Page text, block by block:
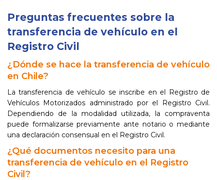
Preguntas frecuentes sobre la
transferencia de vehículo en el
Registro Civil
¿Dónde se hace la transferencia de vehículo
en Chile?
La transferencia de vehículo se inscribe en el Registro de
Vehículos Motorizados administrado por el Registro Civil.
Dependiendo de la modalidad utilizada, la compraventa
puede formalizarse previamente ante notario o mediante
una declaración consensual en el Registro Civil.
¿Qué documentos necesito para una
transferencia de vehículo en el Registro
Civil?